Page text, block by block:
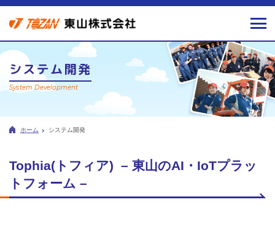
システム開発
System Development
ホーム システム開発
Tophia(トフィア) – 東山のAI・IoTプラッ
トフォーム –